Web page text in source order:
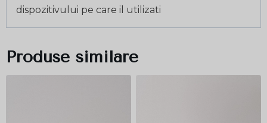
dispozitivului pe care il utilizati
Produse similare